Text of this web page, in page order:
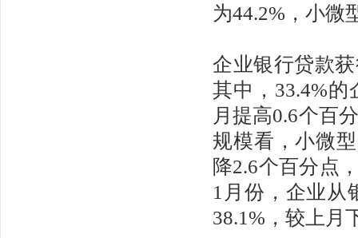
为44.2%，小微
企业银行贷款
其中，33.4%
月提高0.6个百
规模看，小微
降2.6个百分点
1月份，企业从
38.1%，较上月